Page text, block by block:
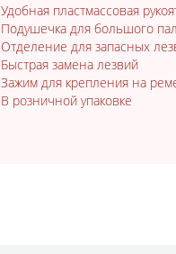
Удобная пластмассовая
Подушечка для большого
Отделение для запасных
Быстрая замена лезвий
Зажим для крепления на
В розничной упаковке